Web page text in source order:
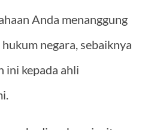
Anda menanggung
negara, sebaiknya
ini kepada ahli